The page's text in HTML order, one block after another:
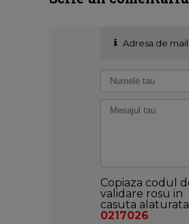
Adresa de
Copiaza codul
validare rosu in
casuta
0217026